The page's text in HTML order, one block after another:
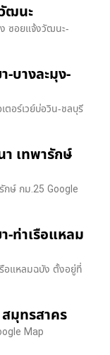
ฒนะ
ซอยแจ้งวัฒนะ-
-บางละมุง-
ตอร์เวย์บ่อวิน-ชลบุรี
า เทพารักษ์
ษ์ กม.25 Google
-ท่าเรือแหลม
อแหลมฉบัง ตั้งอยู่ที่
สมุทรสาคร
Map